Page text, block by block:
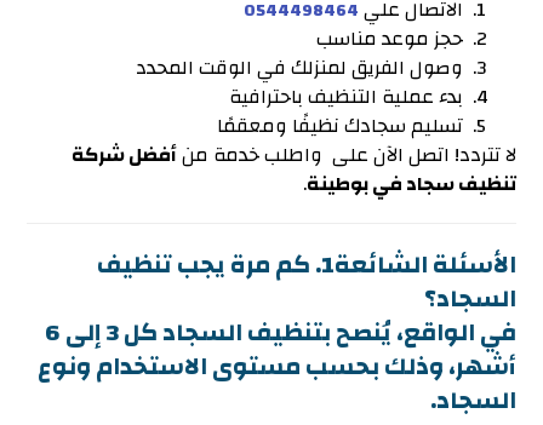
الاتصال علي0544498464
حجز موعد مناسب
وصول الفريق لمنزلك في الوقت المحدد
بدء عملية التنظيف باحترافية
تسليم سجادك نظيفًا ومعقمًا
لا تتردد! اتصل الآن على واطلب خدمة منأفضل شركة
تنظيف سجاد في بوطينة.
الأسئلة الشائعة 1. كم مرة يجب تنظيف
السجاد؟
في الواقع، يُنصح بتنظيف السجاد كل 3 إلى 6
أشهر، وذلك بحسب مستوى الاستخدام ونوع
السجاد.